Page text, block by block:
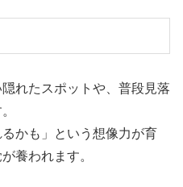
れたスポットや、普段見落
かも」という想像力が育
養われます。